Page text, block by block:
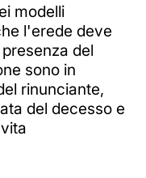
modelli
l'erede deve
del
sono in
rinunciante,
del decesso e